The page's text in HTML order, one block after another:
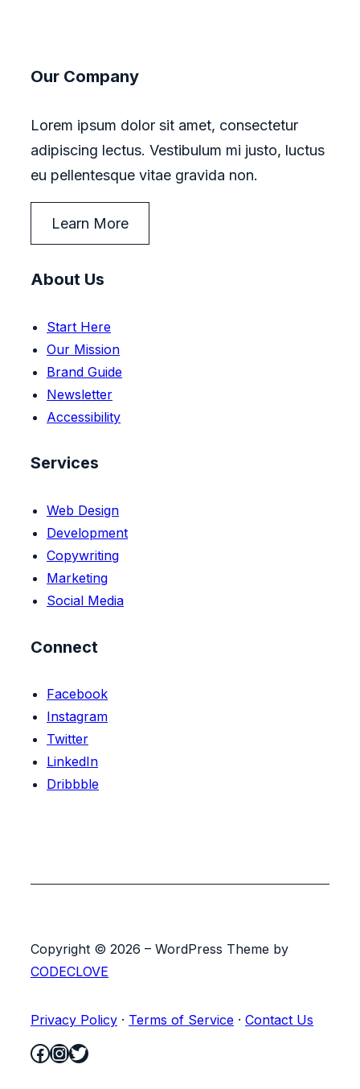
Our Company
Lorem ipsum dolor sit amet, consectetur
adipiscing lectus. Vestibulum mi justo, luctus
eu pellentesque vitae gravida non.
Learn More
About Us
Start Here
Our Mission
Brand Guide
Newsletter
Accessibility
Services
Web Design
Development
Copywriting
Marketing
Social Media
Connect
Facebook
Instagram
Twitter
LinkedIn
Dribbble
Copyright © 2026 – WordPress Theme by
CODECLOVE
Privacy Policy · Terms of Service · Contact Us
Facebook
Instagram
Twitter